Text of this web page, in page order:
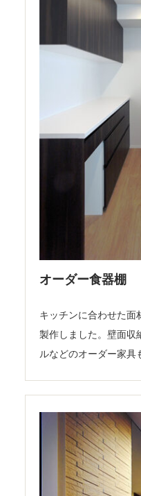
オーダー食器棚
キッチンに合わせた面
製作しました。壁面収
ルなどのオーダー家具